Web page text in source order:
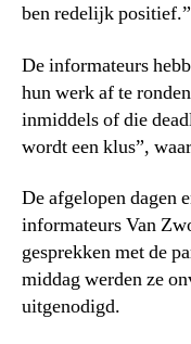
ben redelijk positief.”
De informateurs
hun werk af te
inmiddels of die
wordt een klus”,
De afgelopen dagen
informateurs Van
gesprekken met de
middag werden ze
uitgenodigd.